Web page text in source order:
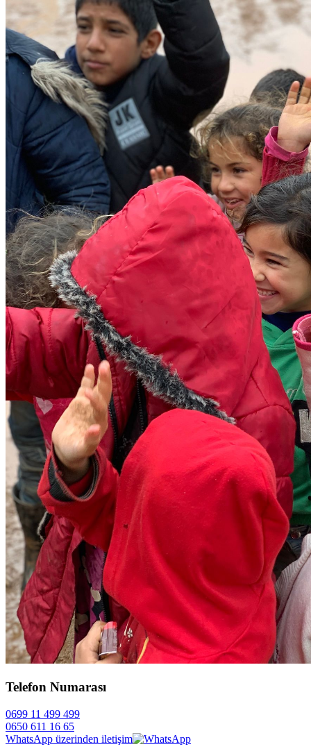
Telefon Numarası
0699 11 499 499
0650 611 16 65
WhatsApp üzerinden iletişim